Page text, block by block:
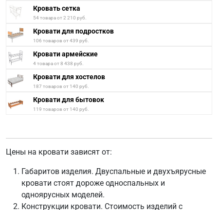
Кровать сетка
54 товара от 2 210 руб.
Кровати для подростков
106 товаров от 439 руб.
Кровати армейские
4 товара от 8 438 руб.
Кровати для хостелов
187 товаров от 140 руб.
Кровати для бытовок
119 товаров от 140 руб.
Цены на кровати зависят от:
Габаритов изделия. Двуспальные и двухъярусные
кровати стоят дороже односпальных и
одноярусных моделей.
Конструкции кровати. Стоимость изделий с